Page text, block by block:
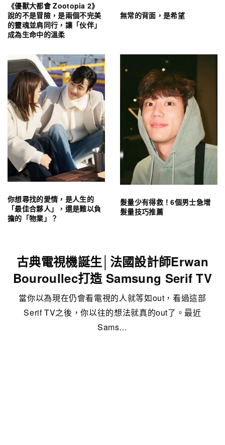
《優獸大都會 Zootopia 2》
說的不是冒險，是兩個不完美
的靈魂並肩同行，讓「伙伴」
成為生命中的溫柔
無常的背面，是希望
你想尋找的愛情，是人生的
「最佳合夥人」，還是難以負
擔的「物業」？
髮量少有得救！6個男士急增
髮量技巧推薦
古典電視機誕生│法國設計師Erwan
Bouroullec打造 Samsung Serif TV
當你以為現在仍會看電視的人就等如out，看過這部
Serif TV之後，你以往的想法就真的out了。最近
Sams…